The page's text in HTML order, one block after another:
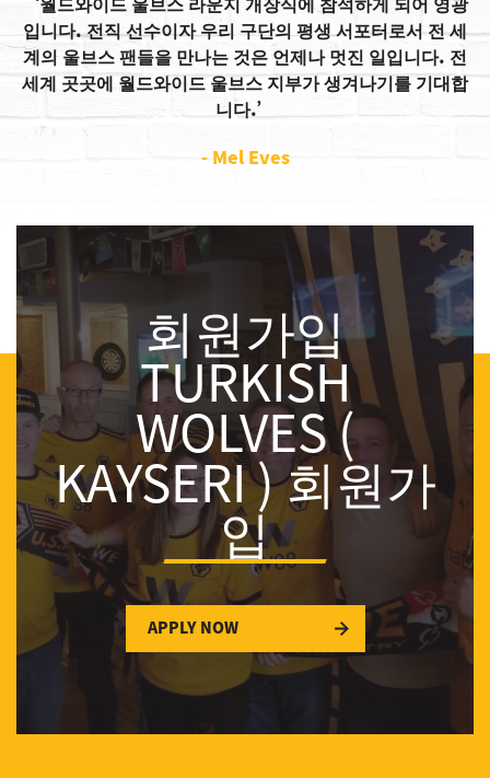
월드와이드 울브스 라운지 개장식에 참석하게 되어 영광
입니다. 전직 선수이자 우리 구단의 평생 서포터로서 전 세
계의 울브스 팬들을 만나는 것은 언제나 멋진 일입니다. 전
세계 곳곳에 월드와이드 울브스 지부가 생겨나기를 기대합
니다.
- Mel Eves
회원가입
TURKISH
WOLVES (
KAYSERI ) 회원가
입
APPLY NOW